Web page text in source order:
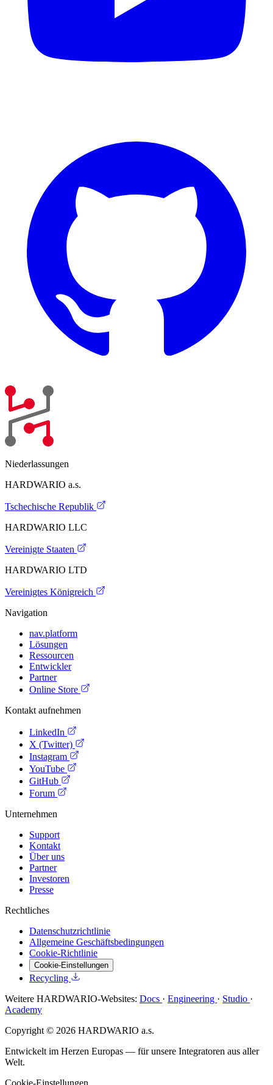
Niederlassungen
HARDWARIO a.s.
Tschechische Republik
HARDWARIO LLC
Vereinigte Staaten
HARDWARIO LTD
Vereinigtes Königreich
Navigation
nav.platform
Lösungen
Ressourcen
Entwickler
Partner
Online Store
Kontakt aufnehmen
LinkedIn
X (Twitter)
Instagram
YouTube
GitHub
Forum
Unternehmen
Support
Kontakt
Über uns
Partner
Investoren
Presse
Rechtliches
Datenschutzrichtlinie
Allgemeine Geschäftsbedingungen
Cookie-Richtlinie
Cookie-Einstellungen
Recycling
Weitere HARDWARIO-Websites: Docs · Engineering · Studio ·
Academy
Copyright © 2026 HARDWARIO a.s.
Entwickelt im Herzen Europas — für unsere Integratoren aus aller
Welt.
Cookie-Einstellungen